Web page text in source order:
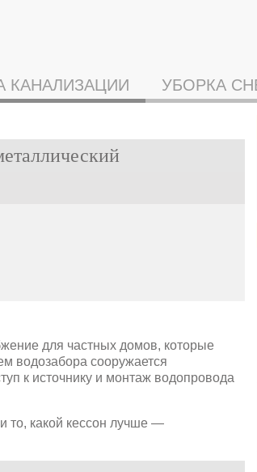
КАНАЛИЗАЦИИ УБОРКА
для частных домов, которые
водозабора сооружается
к источнику и монтаж водопровода
то, какой кессон лучше —